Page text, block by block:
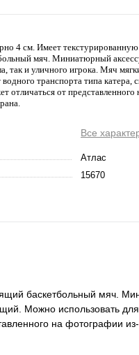
4 см. Имеет
мяч. Миниатюрный
так и уличного игрока. Мяч
транспорта типа катера,
отличаться от представленного
Все
Атлас
15670
баскетбольный мяч.
Можно использовать
на фотографии